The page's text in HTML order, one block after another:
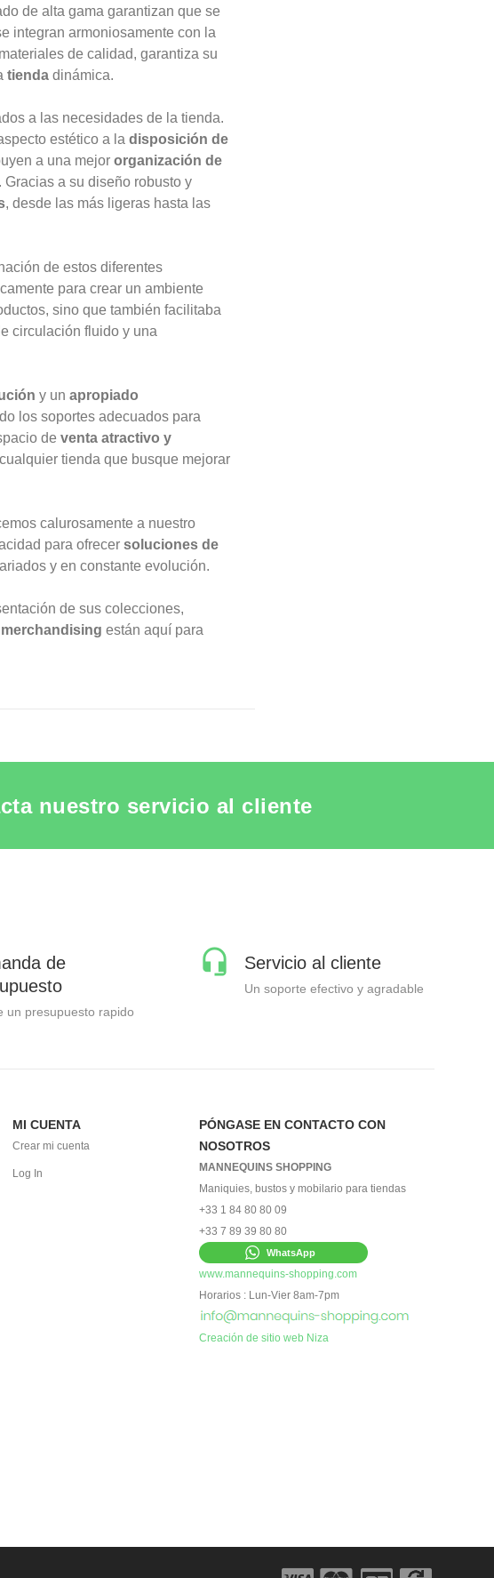
de alta gama garantizan que se
integran armoniosamente con la
de calidad, garantiza su
tiendadinámica.
a las necesidades de la tienda.
estético a la disposición de
a una mejor organización de
Gracias a su diseño robusto y
, desde las más ligeras hasta las
de estos diferentes
para crear un ambiente
sino que también facilitaba
circulación fluido y una
y un apropiado
los soportes adecuados para
de venta atractivo y
tienda que busque mejorar
calurosamente a nuestro
para ofrecer soluciones de
y en constante evolución.
de sus colecciones,
están aquí para
nuestro servicio al cliente
de
un presupuesto rapido
Servicio al cliente
Un soporte efectivo y agradable
MI CUENTA
Crear mi cuenta
Log In
PÓNGASE EN CONTACTO CON
NOSOTROS
MANNEQUINS SHOPPING
Maniquies, bustos y mobilario para tiendas
+33 1 84 80 80 09
+33 7 89 39 80 80
WhatsApp
www.mannequins-shopping.com
Horarios : Lun-Vier 8am-7pm
Creación de sitio web Niza